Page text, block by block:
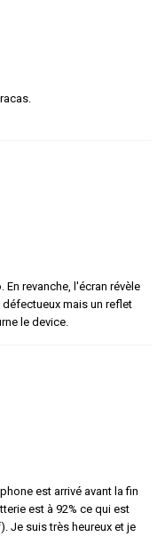
revanche, l'écran révèle
mais un reflet
le device.
est arrivé avant la fin
est à 92% ce qui est
Je suis très heureux et je